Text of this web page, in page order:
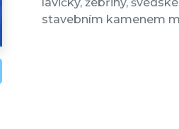
stavebním kamenem